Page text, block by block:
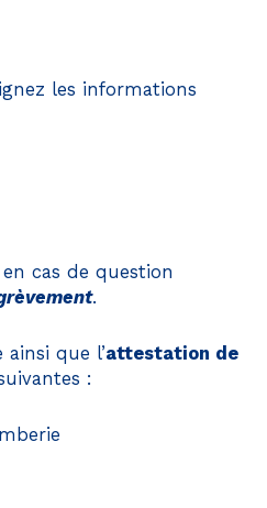
les informations
cas de question
.
que l’attestation de
: